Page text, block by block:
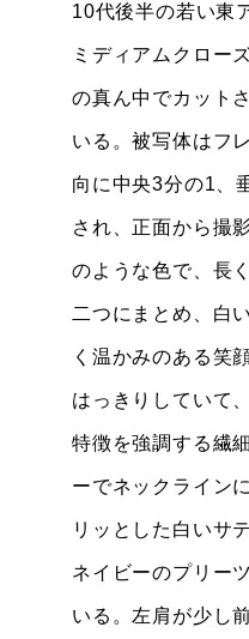
10代後半の若い東
ミディアムクロー
の真ん中でカット
いる。被写体はフ
向に中央3分の1、
され、正面から撮
のような色で、長
二つにまとめ、白
く温かみのある笑
はっきりしていて
特徴を強調する繊
ーでネックライン
リッとした白いサ
ネイビーのプリー
いる。左肩が少し